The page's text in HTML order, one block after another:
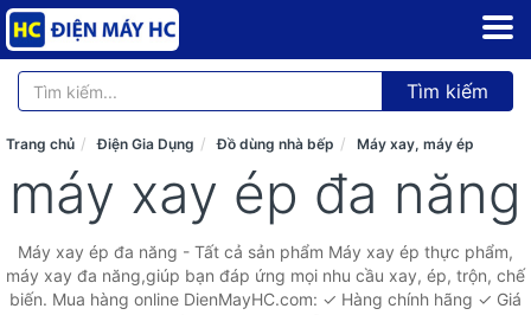
Tìm kiếm
Trang chủ Điện Gia Dụng Đồ dùng nhà bếp Máy xay, máy ép
máy xay ép đa năng
Máy xay ép đa năng - Tất cả sản phẩm Máy xay ép thực phẩm,
máy xay đa năng,giúp bạn đáp ứng mọi nhu cầu xay, ép, trộn, chế
biến. Mua hàng online DienMayHC.com: ✓ Hàng chính hãng ✓ Giá